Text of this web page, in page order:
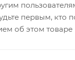
порядке.
первым, кто
об этом товаре